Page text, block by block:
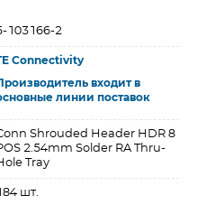
103166-2
Connectivity
входит в
линии поставок
Shrouded Header HDR 8
2.54mm Solder RA Thru-
Tray
шт.